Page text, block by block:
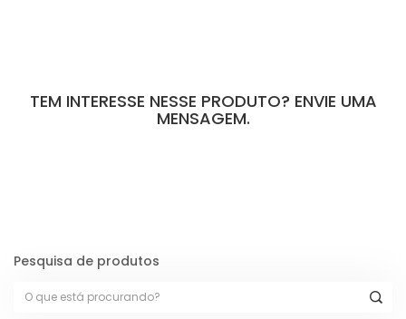
TEM INTERESSE NESSE PRODUTO? ENVIE UMA
MENSAGEM.
Pesquisa de produtos